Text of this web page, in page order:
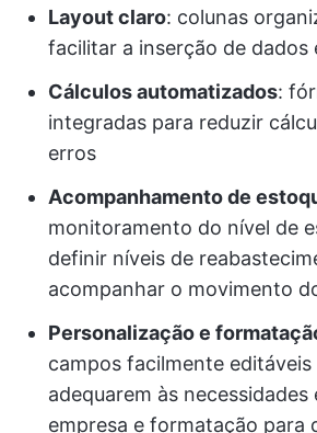
Layout claro: colunas
facilitar a inserção de dados
Cálculos automatizados:
integradas para reduzir
erros
Acompanhamento de
monitoramento do nível de
definir níveis de
acompanhar o movimento
Personalização e
campos facilmente editáveis
adequarem às necessidades
empresa e formatação para